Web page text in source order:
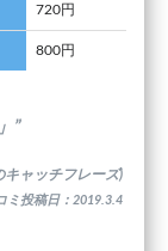
720円
800円
”
キャッチフレーズ)
ミ投稿日：2019.3.4